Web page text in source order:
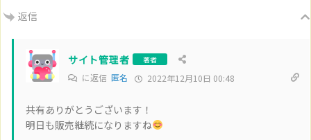
返信
サイト管理者 著者
に返信 匿名 2022年12月10日 00:48
共有ありがとうございます！
明日も販売継続になりますね